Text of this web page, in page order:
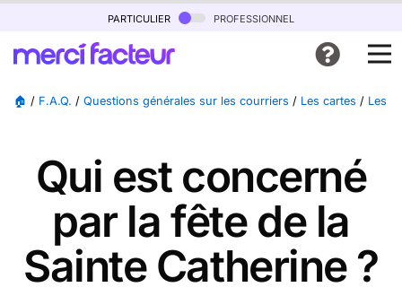
particulier professionnel
🏠 / F.A.Q. / Questions générales sur les courriers / Les cartes / Les
Qui est concerné
par la fête de la
Sainte Catherine ?